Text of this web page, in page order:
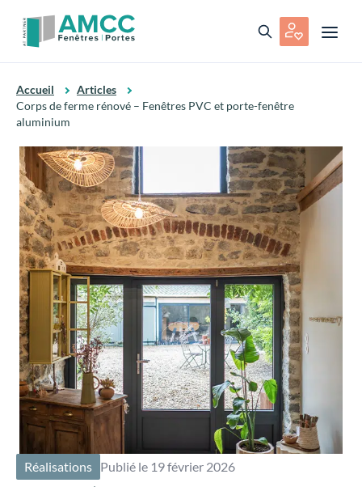
Accueil
Articles
Corps de ferme rénové – Fenêtres PVC et porte-fenêtre
aluminium
Réalisations Publié le 19 février 2026